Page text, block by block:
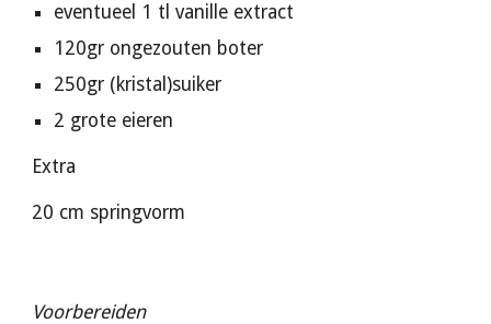
eventueel 1 tl vanille extract
120gr ongezouten boter
250gr (kristal)suiker
2 grote eieren
Extra
20 cm springvorm
Voorbereiden